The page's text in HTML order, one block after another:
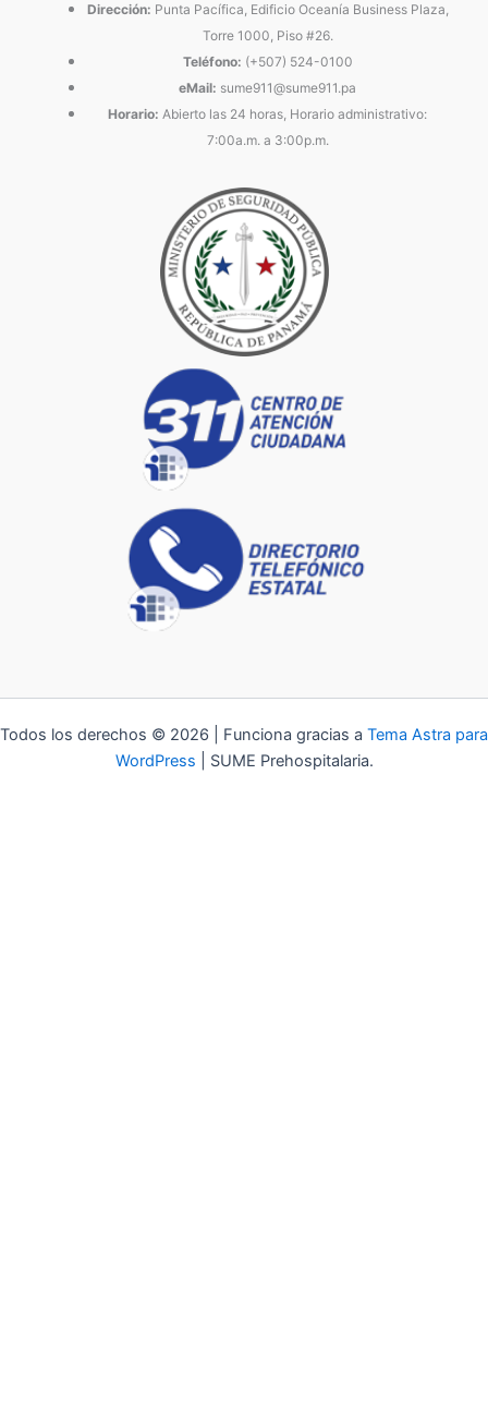
Dirección: Punta Pacífica, Edificio Oceanía Business Plaza,
Torre 1000, Piso #26.
Teléfono: (+507) 524-0100
eMail: sume911@sume911.pa
Horario: Abierto las 24 horas, Horario administrativo:
7:00a.m. a 3:00p.m.
Todos los derechos © 2026 | Funciona gracias a Tema Astra para
WordPress | SUME Prehospitalaria.